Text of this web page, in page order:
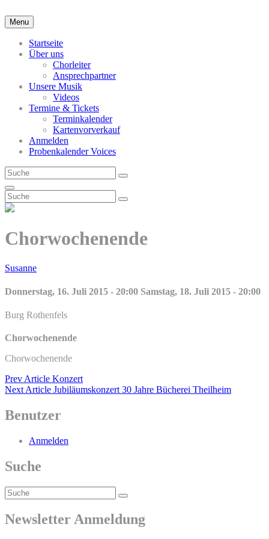
to
content
Menu
Startseite
Über uns
Chorleiter
Ansprechpartner
Unsere Musik
Videos
Termine & Tickets
Terminkalender
Kartenvorverkauf
Anmelden
Probenkalender Voices
Search
for:
Search
Search
Search
for:
Search
Chorwochenende
Posted-
By
Byline
Susanne
Donnerstag, 16. Juli 2015 - 20:00 Samstag, 18. Juli 2015 - 20:00
Burg Rothenfels
Chorwochenende
Chorwochenende
Beitragsnavigation
Previous
Post
Prev Article Konzert
Next
Next Article Jubiläumskonzert 30 Jahre Bücherei Theilheim
Benutzer
Anmelden
Suche
Search
for:
Search
Newsletter Anmeldung